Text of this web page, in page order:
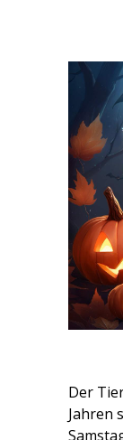
Der
Jahren